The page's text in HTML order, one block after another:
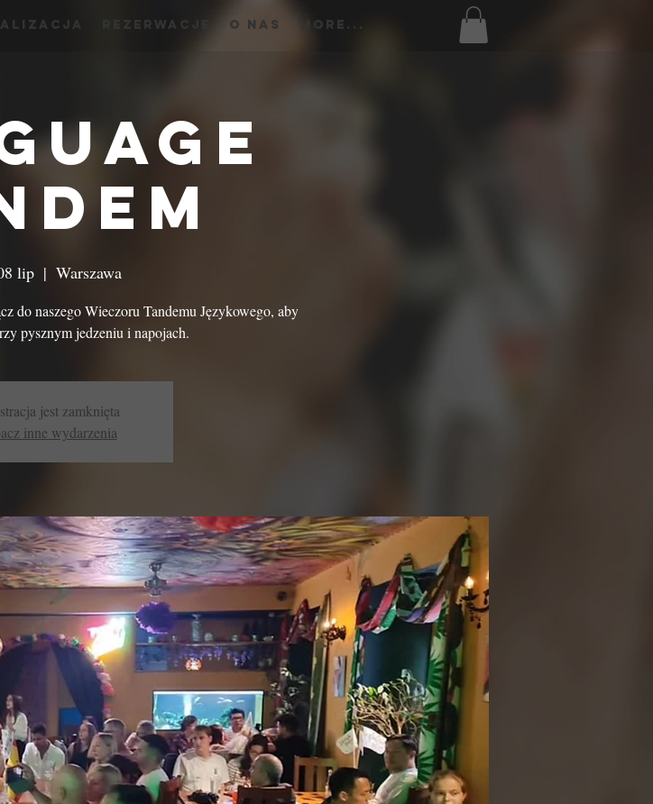
Rezerwacje O Nas More...
lip
  |
Warszawa
do naszego Wieczoru Tandemu Językowego, aby
pysznym jedzeniu i napojach.
jest zamknięta
inne wydarzenia